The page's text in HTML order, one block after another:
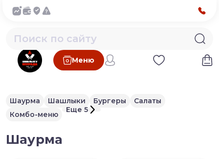
Меню
Шаурма Шашлыки Бургеры
Салаты
Комбо-меню
Еще 5
Шаурма